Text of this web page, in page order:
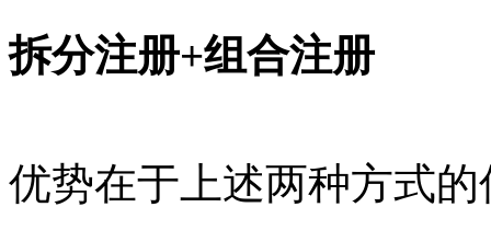
拆分注册+组合注册
优势在于上述两种方式